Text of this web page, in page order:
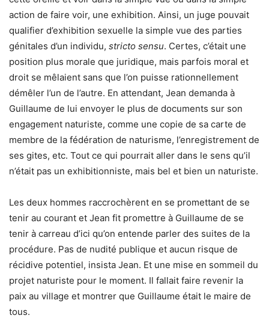
action de faire voir, une exhibition. Ainsi, un juge pouvait
qualifier d’exhibition sexuelle la simple vue des parties
génitales d’un individu, stricto sensu. Certes, c’était une
position plus morale que juridique, mais parfois moral et
droit se mêlaient sans que l’on puisse rationnellement
démêler l’un de l’autre. En attendant, Jean demanda à
Guillaume de lui envoyer le plus de documents sur son
engagement naturiste, comme une copie de sa carte de
membre de la fédération de naturisme, l’enregistrement de
ses gites, etc. Tout ce qui pourrait aller dans le sens qu’il
n’était pas un exhibitionniste, mais bel et bien un naturiste.
Les deux hommes raccrochèrent en se promettant de se
tenir au courant et Jean fit promettre à Guillaume de se
tenir à carreau d’ici qu’on entende parler des suites de la
procédure. Pas de nudité publique et aucun risque de
récidive potentiel, insista Jean. Et une mise en sommeil du
projet naturiste pour le moment. Il fallait faire revenir la
paix au village et montrer que Guillaume était le maire de
tous.